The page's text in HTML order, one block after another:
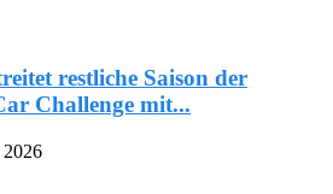
restliche Saison der
Challenge mit...
2026